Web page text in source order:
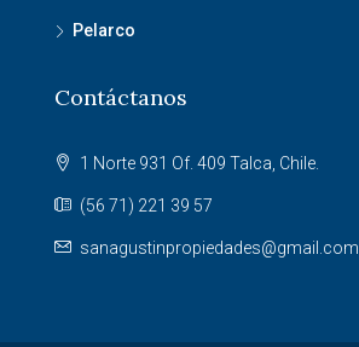
Pelarco
Contáctanos
1 Norte 931 Of. 409 Talca, Chile.
(56 71) 221 39 57
sanagustinpropiedades@gmail.com